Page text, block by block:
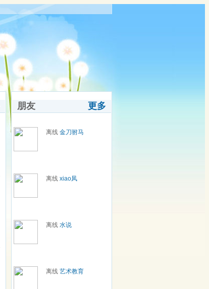
更多
朋友
离线 金刀驸马
离线 xiao凤
离线 水说
离线 艺术教育